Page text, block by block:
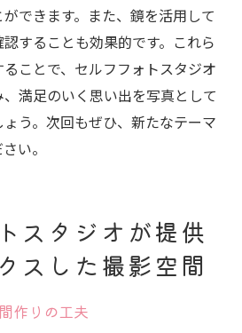
できます。また、鏡を活用して
することも効果的です。これら
ことで、セルフフォトスタジオ
満足のいく思い出を写真として
う。次回もぜひ、新たなテーマ
い。
スタジオが提供
スした撮影空間
作りの工夫